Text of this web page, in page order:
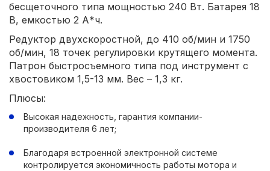
бесщеточного типа мощностью 240 Вт. Батарея 18
В, емкостью 2 А*ч.
Редуктор двухскоростной, до 410 об/мин и 1750
об/мин, 18 точек регулировки крутящего момента.
Патрон быстросъемного типа под инструмент с
хвостовиком 1,5-13 мм. Вес – 1,3 кг.
Плюсы:
Высокая надежность, гарантия компании-
производителя 6 лет;
Благодаря встроенной электронной системе
контролируется экономичность работы мотора и